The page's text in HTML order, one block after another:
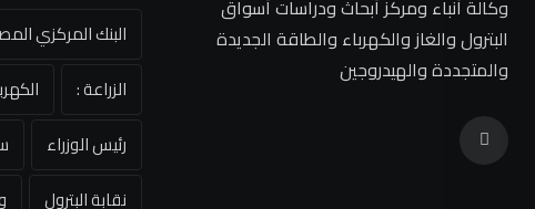
وكالة أنباء ومركز أبحاث ودراسات أسواق
البترول والغاز والكهرباء والطاقة الجديدة
والمتجددة والهيدروجين
البنك المركزي
الزراعة :
رئيس الوزراء
نقابة البترول